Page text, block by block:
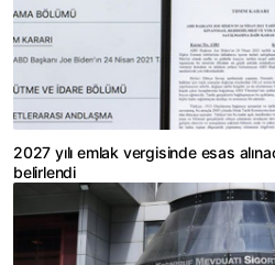
2027 yılı emlak vergisinde esas
belirlendi